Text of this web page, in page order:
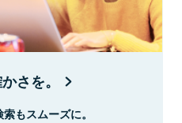
さを。
もスムーズに。